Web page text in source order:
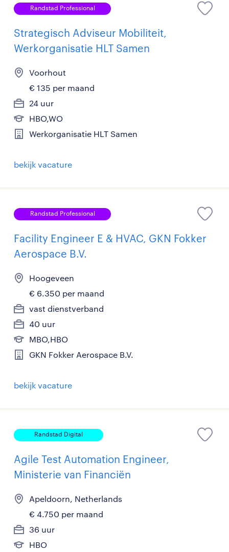
Randstad Professional
Strategisch Adviseur Mobiliteit,
Werkorganisatie HLT Samen
Voorhout
€ 135 per maand
24 uur
HBO,WO
Werkorganisatie HLT Samen
bekijk vacature
Randstad Professional
Facility Engineer E & HVAC, GKN Fokker
Aerospace B.V.
Hoogeveen
€ 6.350 per maand
vast dienstverband
40 uur
MBO,HBO
GKN Fokker Aerospace B.V.
bekijk vacature
Randstad Digital
Agile Test Automation Engineer,
Ministerie van Financiën
Apeldoorn, Netherlands
€ 4.750 per maand
36 uur
HBO